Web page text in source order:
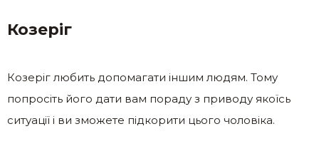
Козеріг
Козеріг любить допомагати іншим людям. Тому
попросіть його дати вам пораду з приводу якоїсь
ситуації і ви зможете підкорити цього чоловіка.